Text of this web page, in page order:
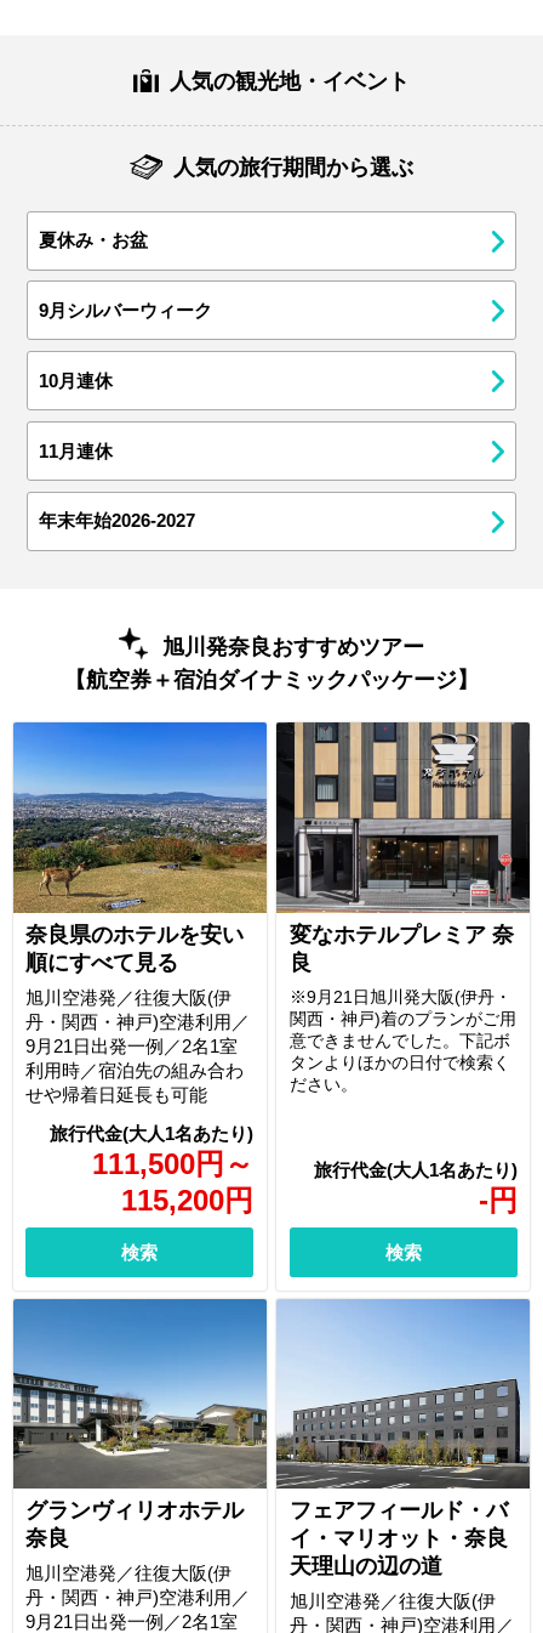
人気の観光地・イベント
人気の旅行期間から選ぶ
夏休み・お盆
9月シルバーウィーク
10月連休
11月連休
年末年始2026-2027
旭川発奈良おすすめツアー
【航空券＋宿泊ダイナミックパッケージ】
奈良県のホテルを安い
順にすべて見る
111,500円 ～
115,200円
旭川空港発／往復大阪(伊
丹・関西・神戸)空港利用／
9月21日出発一例／2名1室
利用時／宿泊先の組み合わ
せや帰着日延長も可能
検索
変なホテルプレミア 奈
良
- 円
※9月21日旭川発大阪(伊丹・
関西・神戸)着のプランがご用
意できませんでした。下記ボ
タンよりほかの日付で検索く
ださい。
検索
グランヴィリオホテル
奈良
旭川空港発／往復大阪(伊
丹・関西・神戸)空港利用／
9月21日出発一例／2名1室
フェアフィールド・バ
イ・マリオット・奈良
天理山の辺の道
旭川空港発／往復大阪(伊
丹・関西・神戸)空港利用／